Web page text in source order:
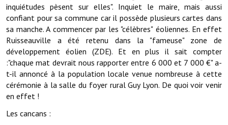
France Renov
Déchets ménagers, tri sélectif, encombrants
Services publics communaux
Démarches administratives
Urbanisme
inquiétudes pèsent sur elles". Inquiet le maire, mais aussi
confiant pour sa commune car il possède plusieurs cartes dans
sa manche. A commencer par les "célèbres" éoliennes. En effet
Ruisseauville a été retenu dans la "fameuse" zone de
développement éolien (ZDE). Et en plus il sait compter
:"chaque mat devrait nous rapporter entre 6 000 et 7 000 €" a-
t-il annoncé à la population locale venue nombreuse à cette
cérémonie à la salle du foyer rural Guy Lyon. De quoi voir venir
en effet !
Les cancans :